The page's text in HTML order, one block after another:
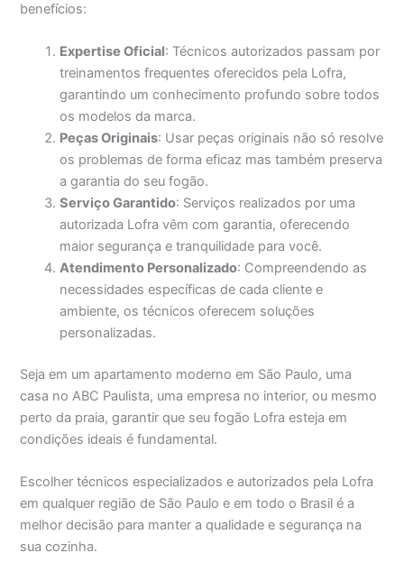
benefícios:
Expertise Oficial: Técnicos autorizados passam por
treinamentos frequentes oferecidos pela Lofra,
garantindo um conhecimento profundo sobre todos
os modelos da marca.
Peças Originais: Usar peças originais não só resolve
os problemas de forma eficaz mas também preserva
a garantia do seu fogão.
Serviço Garantido: Serviços realizados por uma
autorizada Lofra vêm com garantia, oferecendo
maior segurança e tranquilidade para você.
Atendimento Personalizado: Compreendendo as
necessidades específicas de cada cliente e
ambiente, os técnicos oferecem soluções
personalizadas.
Seja em um apartamento moderno em São Paulo, uma
casa no ABC Paulista, uma empresa no interior, ou mesmo
perto da praia, garantir que seu fogão Lofra esteja em
condições ideais é fundamental.
Escolher técnicos especializados e autorizados pela Lofra
em qualquer região de São Paulo e em todo o Brasil é a
melhor decisão para manter a qualidade e segurança na
sua cozinha.